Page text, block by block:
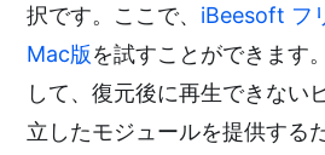
択です。ここで、 iBeesoft フ
Mac版を試すことができます
して、復元後に再生できない
立したモジュールを提供する